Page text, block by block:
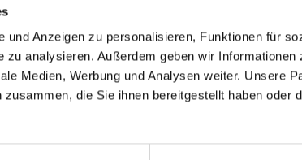
und Anzeigen zu personalisieren, Funktionen für
zu analysieren. Außerdem geben wir Informationen
Medien, Werbung und Analysen weiter. Unsere
die Sie ihnen bereitgestellt haben oder
Chancen & Risiken
Fonds FAQ